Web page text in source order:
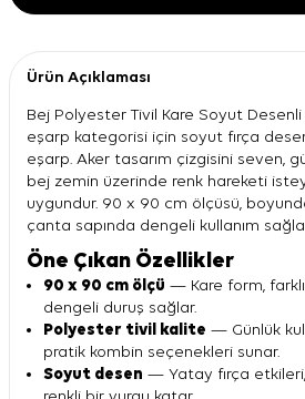
Ürün Açıklaması
Bej Polyester Tivil Kare Soyut
eşarp kategorisi için soyut fırça
eşarp. Aker tasarım çizgisini seven,
bej zemin üzerinde renk hareketi
uygundur. 90 x 90 cm ölçüsü,
çanta sapında dengeli kullanım
Öne Çıkan Özellikler
90 x 90 cm ölçü — Kare form,
dengeli duruş sağlar.
Polyester tivil kalite — Günlük
pratik kombin seçenekleri sunar.
Soyut desen — Yatay fırça